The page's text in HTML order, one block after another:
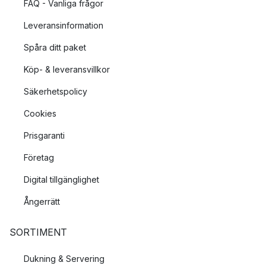
FAQ - Vanliga frågor
Leveransinformation
Spåra ditt paket
Köp- & leveransvillkor
Säkerhetspolicy
Cookies
Prisgaranti
Företag
Digital tillgänglighet
Ångerrätt
SORTIMENT
Dukning & Servering